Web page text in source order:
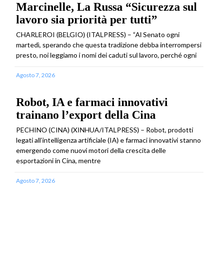
Marcinelle, La Russa “Sicurezza sul
lavoro sia priorità per tutti”
CHARLEROI (BELGIO) (ITALPRESS) – “Al Senato ogni
martedì, sperando che questa tradizione debba interrompersi
presto, noi leggiamo i nomi dei caduti sul lavoro, perché ogni
Agosto 7, 2026
Robot, IA e farmaci innovativi
trainano l’export della Cina
PECHINO (CINA) (XINHUA/ITALPRESS) – Robot, prodotti
legati all’intelligenza artificiale (IA) e farmaci innovativi stanno
emergendo come nuovi motori della crescita delle
esportazioni in Cina, mentre
Agosto 7, 2026